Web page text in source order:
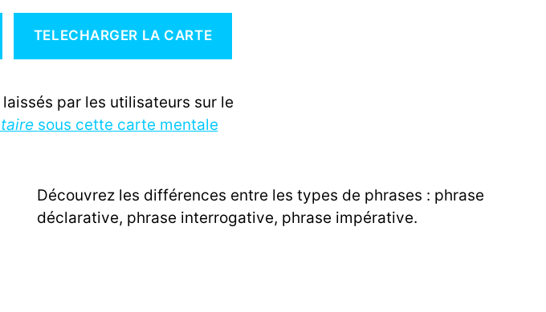
TELECHARGER LA CARTE
par les utilisateurs sur le
sous cette carte mentale
Découvrez les différences entre les types de phrases : phrase
déclarative, phrase interrogative, phrase impérative.